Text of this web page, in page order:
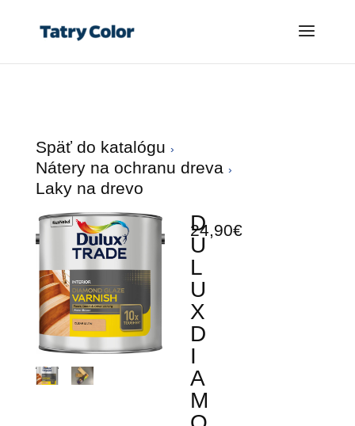
Späť do katalógu
Nátery na ochranu dreva
Laky na drevo
D
U
L
U
X
D
I
A
M
24,90€